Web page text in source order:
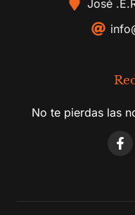
José
No te pierdas las